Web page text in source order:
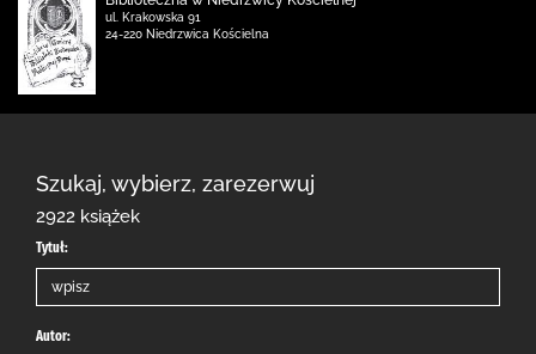
ul. Krakowska 91
24-220 Niedrzwica Kościelna
Szukaj, wybierz, zarezerwuj
2922 książek
Tytuł:
Autor: